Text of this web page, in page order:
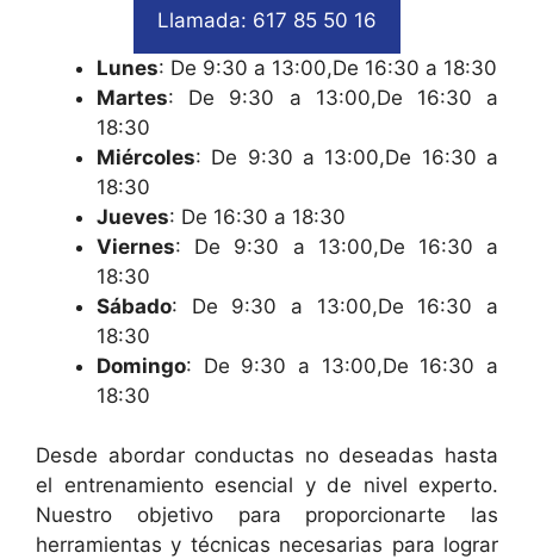
Llamada: 617 85 50 16
Lunes: De 9:30 a 13:00,De 16:30 a 18:30
Martes: De 9:30 a 13:00,De 16:30 a
18:30
Miércoles: De 9:30 a 13:00,De 16:30 a
18:30
Jueves: De 16:30 a 18:30
Viernes: De 9:30 a 13:00,De 16:30 a
18:30
Sábado: De 9:30 a 13:00,De 16:30 a
18:30
Domingo: De 9:30 a 13:00,De 16:30 a
18:30
Desde abordar conductas no deseadas hasta
el entrenamiento esencial y de nivel experto.
Nuestro objetivo para proporcionarte las
herramientas y técnicas necesarias para lograr